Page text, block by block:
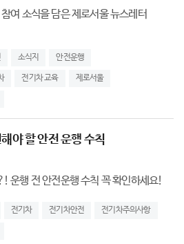
여 소식을 담은 제로서울 뉴스레터
소식지 안전운행
전기차 교육 제로서울
야 할 안전 운행 수칙
운행 전 안전운행 수칙 꼭 확인하세요!
전기차 전기차안전 전기차주의사항